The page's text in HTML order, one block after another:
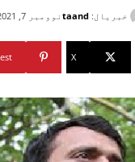
خبریال: taand نوومبر 7, 2021
X